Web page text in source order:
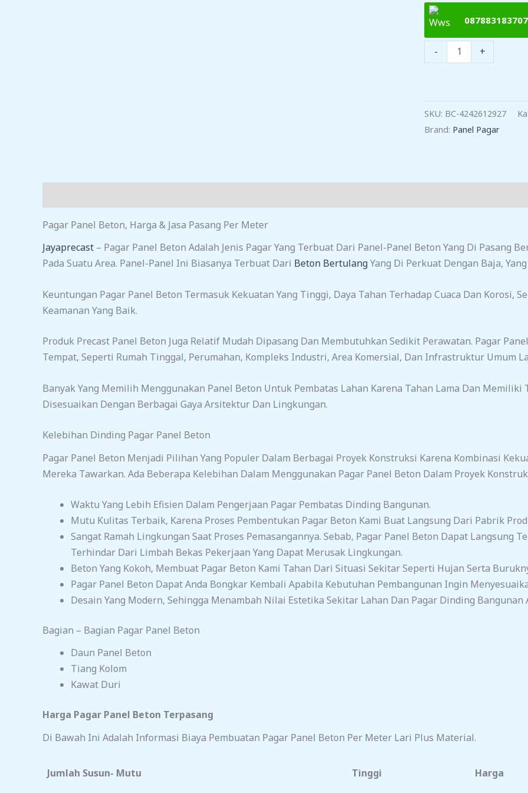
087883183707
-
Kuantitas
Harga
Beton
Bojongpicung
+
SKU: BC-4242612927
Brand: Panel Pagar
Pagar Panel Beton, Harga & Jasa Pasang Per Meter
Jayaprecast – Pagar Panel Beton Adalah Jenis Pagar Yang Terbuat Dari Panel-Panel Beton Yang Di Pasang
Pada Suatu Area. Panel-Panel Ini Biasanya Terbuat Dari Beton Bertulang Yang Di Perkuat Dengan Baja,
Keuntungan Pagar Panel Beton Termasuk Kekuatan Yang Tinggi, Daya Tahan Terhadap Cuaca Dan Korosi,
Keamanan Yang Baik.
Produk Precast Panel Beton Juga Relatif Mudah Dipasang Dan Membutuhkan Sedikit Perawatan. Pagar
Tempat, Seperti Rumah Tinggal, Perumahan, Kompleks Industri, Area Komersial, Dan Infrastruktur Umum
Banyak Yang Memilih Menggunakan Panel Beton Untuk Pembatas Lahan Karena Tahan Lama Dan Memiliki
Disesuaikan Dengan Berbagai Gaya Arsitektur Dan Lingkungan.
Kelebihan Dinding Pagar Panel Beton
Pagar Panel Beton Menjadi Pilihan Yang Populer Dalam Berbagai Proyek Konstruksi Karena Kombinasi
Mereka Tawarkan. Ada Beberapa Kelebihan Dalam Menggunakan Pagar Panel Beton Dalam Proyek
Waktu Yang Lebih Efisien Dalam Pengerjaan Pagar Pembatas Dinding Bangunan.
Mutu Kulitas Terbaik, Karena Proses Pembentukan Pagar Beton Kami Buat Langsung Dari Pabrik
Sangat Ramah Lingkungan Saat Proses Pemasangannya. Sebab, Pagar Panel Beton Dapat Langsung
Terhindar Dari Limbah Bekas Pekerjaan Yang Dapat Merusak Lingkungan.
Beton Yang Kokoh, Membuat Pagar Beton Kami Tahan Dari Situasi Sekitar Seperti Hujan Serta
Pagar Panel Beton Dapat Anda Bongkar Kembali Apabila Kebutuhan Pembangunan Ingin
Desain Yang Modern, Sehingga Menambah Nilai Estetika Sekitar Lahan Dan Pagar Dinding Bangunan
Bagian – Bagian Pagar Panel Beton
Daun Panel Beton
Tiang Kolom
Kawat Duri
Harga Pagar Panel Beton Terpasang
Di Bawah Ini Adalah Informasi Biaya Pembuatan Pagar Panel Beton Per Meter Lari Plus Material.
Jumlah Susun- Mutu Tinggi
Harga